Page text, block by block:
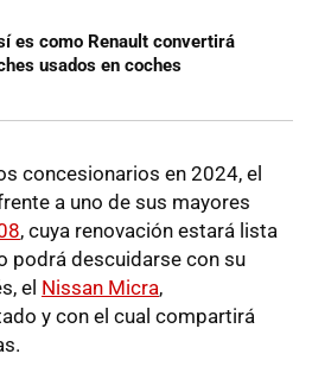
es como Renault convertirá
usados en coches
concesionarios en 2024, el
a uno de sus mayores
, cuya renovación estará lista
podrá descuidarse con su
el Nissan Micra,
y con el cual compartirá